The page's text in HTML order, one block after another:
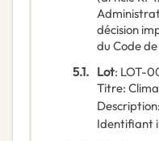
décision
du Code
5.1. Lot: LOT-
Titre:
Description:
Identifiant